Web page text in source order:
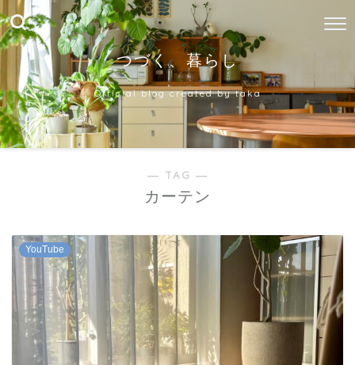
つづく、暮らし
Official blog created by taka
― TAG ―
カーテン
YouTube